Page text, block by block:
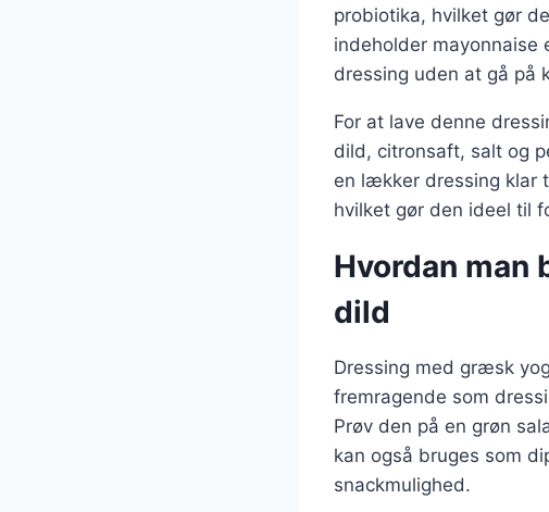
probiotika, hvilket gør
indeholder
dressing uden at gå på
For at lave denne
dild, citronsaft, salt og
en lækker dressing klar
hvilket gør den ideel til
Hvordan
dild
Dressing med græsk
fremragende som
Prøv den på en grøn
kan også bruges som
snackmulighed.